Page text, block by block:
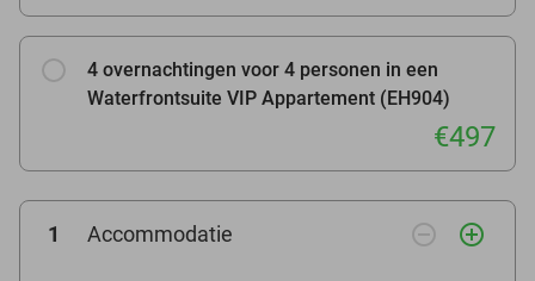
4 overnachtingen voor 4 personen in een
Waterfrontsuite VIP Appartement (EH904)
€497
1 Accommodatie remove_circle_outline add_circle_outline